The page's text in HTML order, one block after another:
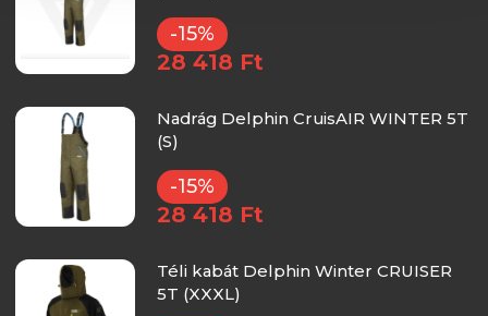
-15%
28 418 Ft
Nadrág Delphin CruisAIR WINTER 5T
(S)
-15%
28 418 Ft
Téli kabát Delphin Winter CRUISER
5T (XXXL)